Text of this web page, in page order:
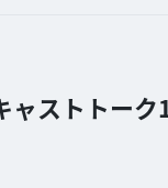
ストトー